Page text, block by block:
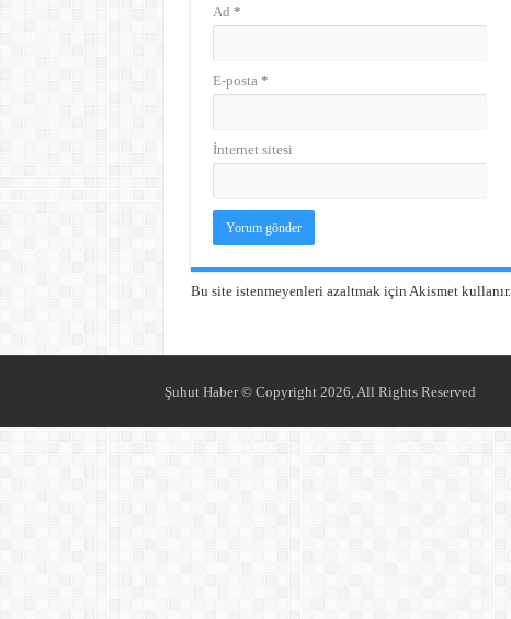
Ad *
E-posta *
İnternet sitesi
Bu site istenmeyenleri azaltmak için Akismet kullanır.
Şuhut Haber © Copyright 2026, All Rights Reserved